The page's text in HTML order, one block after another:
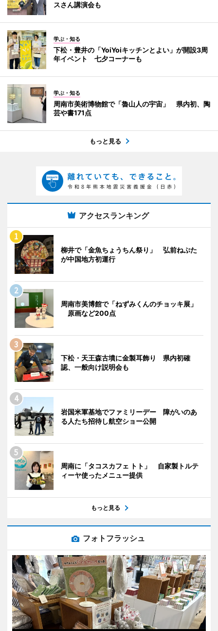
スさん講演会も
学ぶ・知る
下松・豊井の「YoiYoiキッチンとよい」が開設3周
年イベント 七夕コーナーも
学ぶ・知る
周南市美術博物館で「魯山人の宇宙」 県内初、陶
芸や書171点
もっと見る
アクセスランキング
柳井で「金魚ちょうちん祭り」 弘前ねぷた
が中国地方初運行
周南市美博館で「ねずみくんのチョッキ展」
原画など200点
下松・天王森古墳に金製耳飾り 県内初確
認、一般向け説明会も
岩国米軍基地でファミリーデー 障がいのあ
る人たち招待し航空ショー公開
周南に「タコスカフェ トト」 自家製トルテ
ィーヤ使ったメニュー提供
もっと見る
フォトフラッシュ